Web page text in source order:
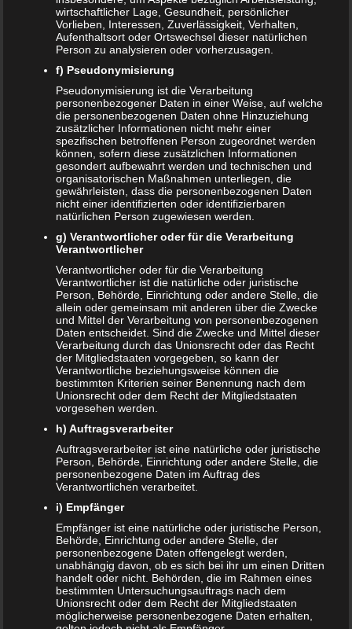
Amphibien
Eine Ausnahme beim Thema „Schwangerschaft und
Haustier“ stellen Reptilien dar. Die meisten Reptilien und
Amphibien sind mit Salmonellen infiziert. Sie sind auch
einer der Hauptauslöser für Salmonellenerkrankungen bei
Schwangeren und Babys beziehungsweise Kleinkindern.
Sollten sich Reptilien im Haushalt befinden, dann sollte hier
lieber auf das „Kuscheln“ oder einen näheren Umgang
verzichtet werden. Das Gleiche gilt für die Reinigung des
Terrariums und die Fütterung beziehungsweise des
Umgangs allgemein. Diese Aufgaben sollte ein anderes
Familienmitglied übernehmen.
Nager lieber ausquartieren
Mäuse und Hamster können das sogenannte LCM-Virus
übertragen. Das ist nur selten der Fall, jedoch sollte dieses
Risiko minimiert werden. Auch andere Nager, wie zum
Beispiel Ratten oder Frettchen, können Listeriose und
Leptospirose übertragen. Auch diese Erkrankungen
können für die Schwangere gefährlich sein. Deshalb
sollten Nager während der Schwangerschaft lieber
auswärts leben.
Vogelkäfig nur mit Mundschutz
und Handschuhen reinigen
Bei Vögeln ist der Kot besonders gefährlich. Denn Vögel
können Salmonellen übertragen. Selten, aber dennoch
möglich: Die Übertragung der sogenannten
Papageienkrankheit. Da Vögel aber keine Kuscheltiere sind
und meistens in Käfigen gehalten werden, sind diese
Tiere bei Schwangerschaft und Haustier kein Problem. Der
Käfig sollte allerdings durch die Schwangere nicht
wirtschaftlicher Lage, Gesundheit, persönlicher
Vorlieben, Interessen, Zuverlässigkeit, Verhalten,
Aufenthaltsort oder Ortswechsel dieser natürlichen
Person zu analysieren oder vorherzusagen.
f) Pseudonymisierung
Pseudonymisierung ist die Verarbeitung
personenbezogener Daten in einer Weise, auf welche
die personenbezogenen Daten ohne Hinzuziehung
zusätzlicher Informationen nicht mehr einer
spezifischen betroffenen Person zugeordnet werden
können, sofern diese zusätzlichen Informationen
gesondert aufbewahrt werden und technischen und
organisatorischen Maßnahmen unterliegen, die
gewährleisten, dass die personenbezogenen Daten
nicht einer identifizierten oder identifizierbaren
natürlichen Person zugewiesen werden.
g) Verantwortlicher oder für die Verarbeitung
Verantwortlicher
Verantwortlicher oder für die Verarbeitung
Verantwortlicher ist die natürliche oder juristische
Person, Behörde, Einrichtung oder andere Stelle, die
allein oder gemeinsam mit anderen über die Zwecke
und Mittel der Verarbeitung von personenbezogenen
Daten entscheidet. Sind die Zwecke und Mittel dieser
Verarbeitung durch das Unionsrecht oder das Recht
der Mitgliedstaaten vorgegeben, so kann der
Verantwortliche beziehungsweise können die
bestimmten Kriterien seiner Benennung nach dem
Unionsrecht oder dem Recht der Mitgliedstaaten
vorgesehen werden.
h) Auftragsverarbeiter
Auftragsverarbeiter ist eine natürliche oder juristische
Person, Behörde, Einrichtung oder andere Stelle, die
personenbezogene Daten im Auftrag des
Verantwortlichen verarbeitet.
i) Empfänger
Empfänger ist eine natürliche oder juristische Person,
Behörde, Einrichtung oder andere Stelle, der
personenbezogene Daten offengelegt werden,
unabhängig davon, ob es sich bei ihr um einen Dritten
handelt oder nicht. Behörden, die im Rahmen eines
bestimmten Untersuchungsauftrags nach dem
Unionsrecht oder dem Recht der Mitgliedstaaten
möglicherweise personenbezogene Daten erhalten,